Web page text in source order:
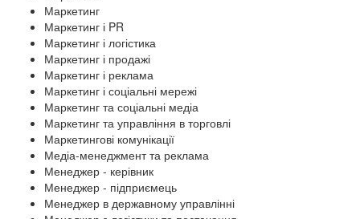
Маркетинг
Маркетинг і PR
Маркетинг і логістика
Маркетинг і продажі
Маркетинг і реклама
Маркетинг і соціальні мережі
Маркетинг та соціальні медіа
Маркетинг та управління в торговлі
Маркетингові комунікації
Медіа-менеджмент та реклама
Менеджер - керівник
Менеджер - підприємець
Менеджер в державному управлінні